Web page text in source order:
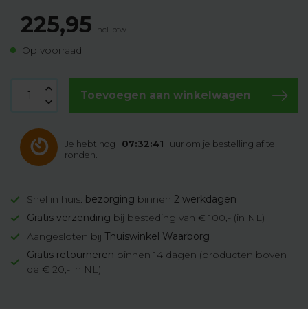
225,95 Incl. btw
Op voorraad
Toevoegen aan winkelwagen
Je hebt nog 07:32:41
uur om je bestelling af te
ronden.
Snel in huis: bezorging binnen 2 werkdagen
Gratis verzending bij besteding van € 100,- (in NL)
Aangesloten bij Thuiswinkel Waarborg
Gratis retourneren binnen 14 dagen (producten boven
de € 20,- in NL)